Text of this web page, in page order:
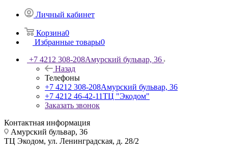
Личный кабинет
Корзина0
Избранные товары0
+7 4212 308-208Амурский бульвар, 36
Назад
Телефоны
+7 4212 308-208Амурский бульвар, 36
+7 4212 46-42-11ТЦ "Экодом"
Заказать звонок
Контактная информация
Амурский бульвар, 36
ТЦ Экодом, ул. Ленинградская, д. 28/2